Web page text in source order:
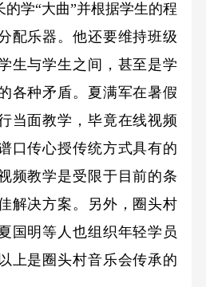
学“大曲”并根据学生的程
配乐器。他还要维持班级
生与学生之间，甚至是学
各种矛盾。夏满军在暑假
当面教学，毕竟在线视频
口传心授传统方式具有的
频教学是受限于目前的条
解决方案。另外，圈头村
国明等人也组织年轻学员
上是圈头村音乐会传承的